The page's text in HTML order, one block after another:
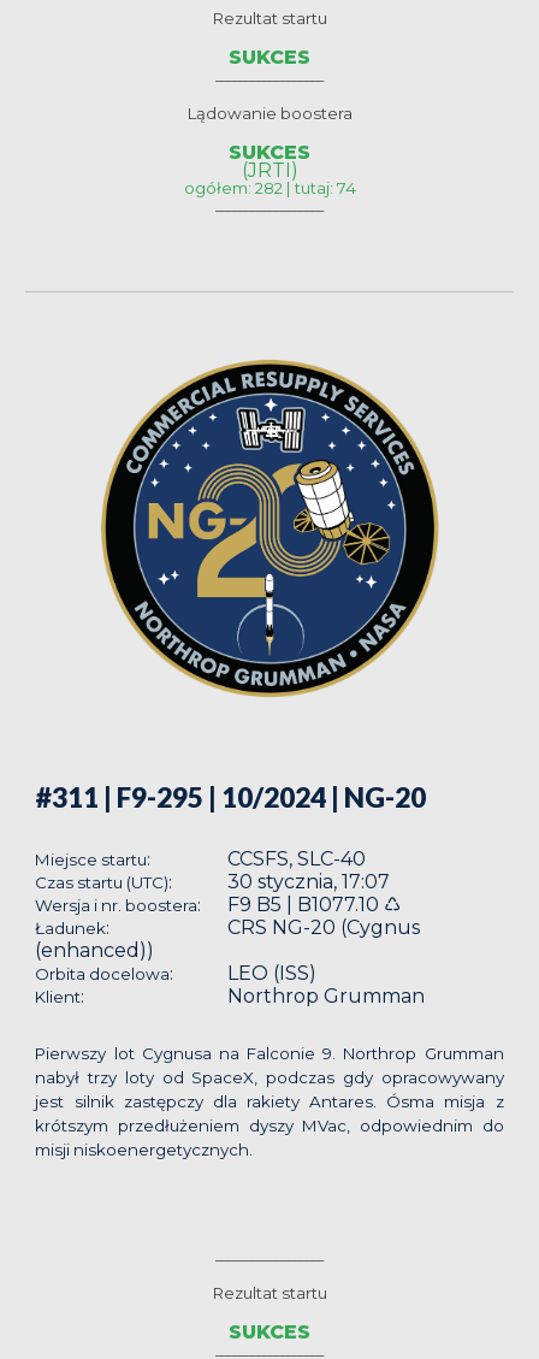
Rezultat startu
SUKCES
Lądowanie boostera
SUKCES
(JRTI)
ogółem: 282 | tutaj: 74
#311 | F9-295 | 10/2024 | NG-20
Miejsce startu: CCSFS, SLC-40
Czas startu (UTC): 30 stycznia, 17:07
Wersja i nr. boostera: F9 B5 | B1077.10 ♺
Ładunek:
CRS NG-20 (Cygnus
(enhanced))
Orbita docelowa: LEO (ISS)
Klient: Northrop Grumman
Pierwszy lot Cygnusa na Falconie 9. Northrop Grumman
nabył trzy loty od SpaceX, podczas gdy opracowywany
jest silnik zastępczy dla rakiety Antares. Ósma misja z
krótszym przedłużeniem dyszy MVac, odpowiednim do
misji niskoenergetycznych.
Rezultat startu
SUKCES